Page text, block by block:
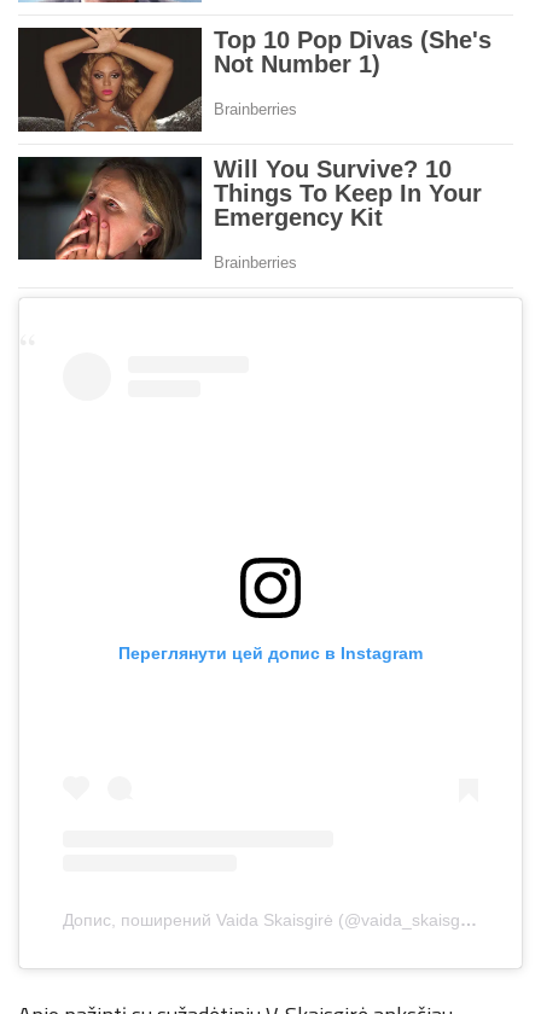
Переглянути цей допис в Instagram
Допис, поширений Vaida Skaisgirė (@vaida_skaisgire)